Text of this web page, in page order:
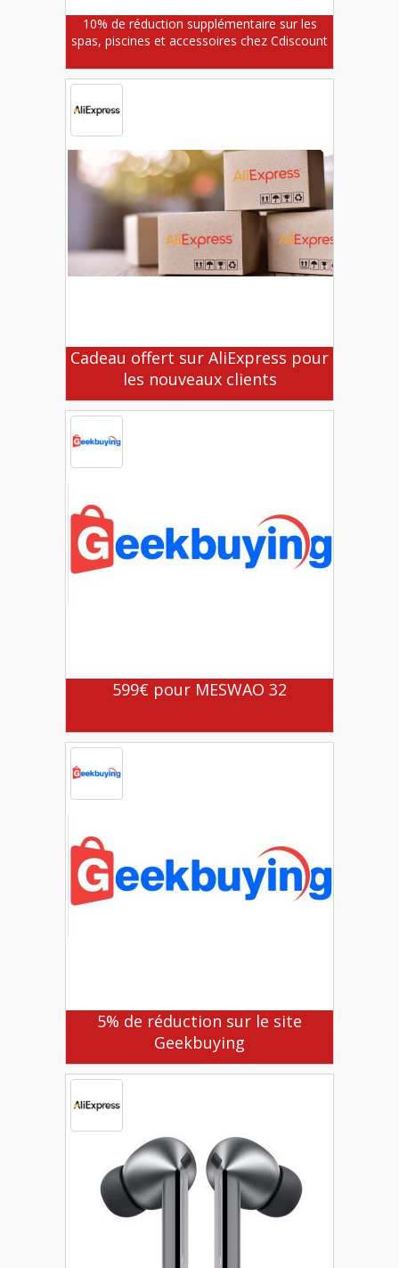
10% de réduction supplémentaire sur les
spas, piscines et accessoires chez Cdiscount
Cadeau offert sur AliExpress pour
les nouveaux clients
599€ pour MESWAO 32
5% de réduction sur le site
Geekbuying